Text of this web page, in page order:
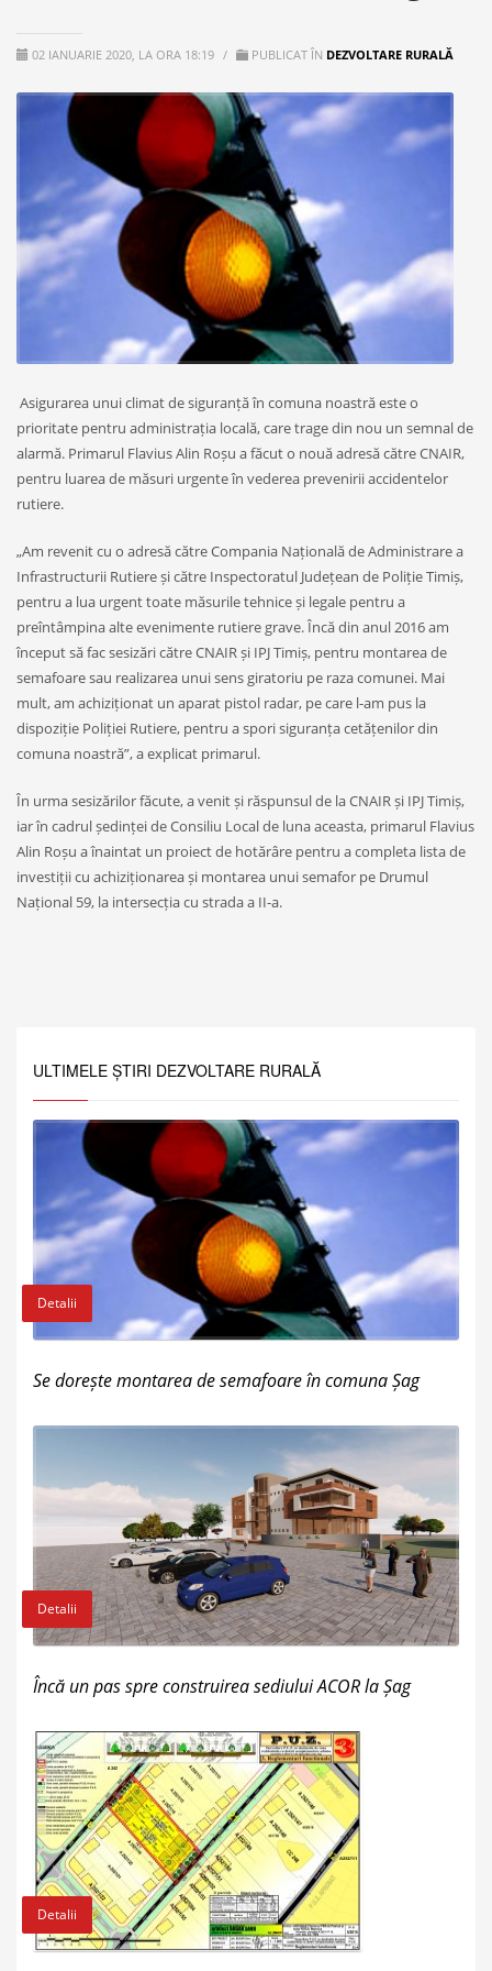
02 IANUARIE 2020, LA ORA 18:19 / PUBLICAT ÎN DEZVOLTARE RURALĂ
Asigurarea unui climat de siguranță în comuna noastră este o
prioritate pentru administrația locală, care trage din nou un semnal de
alarmă. Primarul Flavius Alin Roșu a făcut o nouă adresă către CNAIR,
pentru luarea de măsuri urgente în vederea prevenirii accidentelor
rutiere.
„Am revenit cu o adresă către Compania Națională de Administrare a
Infrastructurii Rutiere și către Inspectoratul Județean de Poliție Timiș,
pentru a lua urgent toate măsurile tehnice și legale pentru a
preîntâmpina alte evenimente rutiere grave. Încă din anul 2016 am
început să fac sesizări către CNAIR și IPJ Timiș, pentru montarea de
semafoare sau realizarea unui sens giratoriu pe raza comunei. Mai
mult, am achiziționat un aparat pistol radar, pe care l-am pus la
dispoziție Poliției Rutiere, pentru a spori siguranța cetățenilor din
comuna noastră”, a explicat primarul.
În urma sesizărilor făcute, a venit și răspunsul de la CNAIR și IPJ Timiș,
iar în cadrul ședinței de Consiliu Local de luna aceasta, primarul Flavius
Alin Roșu a înaintat un proiect de hotărâre pentru a completa lista de
investiții cu achiziționarea și montarea unui semafor pe Drumul
Național 59, la intersecția cu strada a II-a.
ULTIMELE ȘTIRI DEZVOLTARE RURALĂ
Detalii
Se dorește montarea de semafoare în comuna Șag
Detalii
Încă un pas spre construirea sediului ACOR la Șag
Detalii